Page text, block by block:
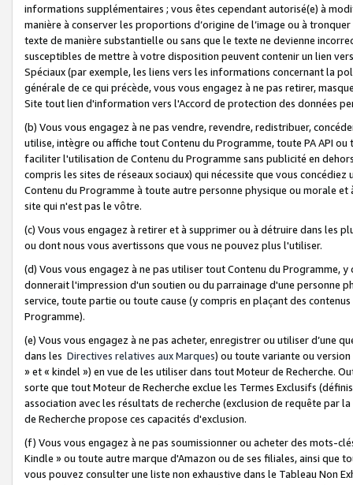
informations supplémentaires ; vous êtes cependant autorisé(e) à
manière à conserver les proportions d’origine de l’image ou à
texte de manière substantielle ou sans que le texte ne devienne
susceptibles de mettre à votre disposition peuvent contenir un lien
Spéciaux (par exemple, les liens vers les informations concernant la
générale de ce qui précède, vous vous engagez à ne pas retirer,
Site tout lien d'information vers l'Accord de protection des données
(b) Vous vous engagez à ne pas vendre, revendre, redistribuer,
utilise, intègre ou affiche tout Contenu du Programme, toute PA API
faciliter l'utilisation de Contenu du Programme sans publicité en
compris les sites de réseaux sociaux) qui nécessite que vous
Contenu du Programme à toute autre personne physique ou morale
site qui n'est pas le vôtre.
(c) Vous vous engagez à retirer et à supprimer ou à détruire dans les
ou dont nous vous avertissons que vous ne pouvez plus l'utiliser.
(d) Vous vous engagez à ne pas utiliser tout Contenu du Programme,
donnerait l'impression d'un soutien ou du parrainage d'une personne
service, toute partie ou toute cause (y compris en plaçant des
Programme).
(e) Vous vous engagez à ne pas acheter, enregistrer ou utiliser d’une
dans les Directives relatives aux Marques) ou toute variante ou
» et « kindel ») en vue de les utiliser dans tout Moteur de Recherche.
sorte que tout Moteur de Recherche exclue les Termes Exclusifs
association avec les résultats de recherche (exclusion de requête
de Recherche propose ces capacités d'exclusion.
(f) Vous vous engagez à ne pas soumissionner ou acheter des mots-
Kindle » ou toute autre marque d'Amazon ou de ses filiales, ainsi que
vous pouvez consulter une liste non exhaustive dans le Tableau Non